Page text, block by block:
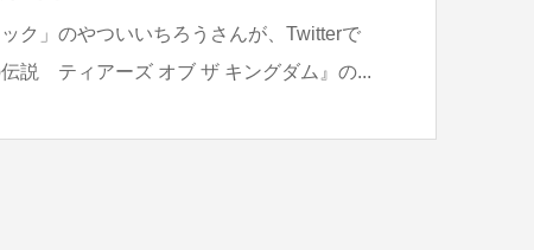
ク」のやついいちろうさんが、Twitterで
説 ティアーズ オブ ザ キングダム』の...